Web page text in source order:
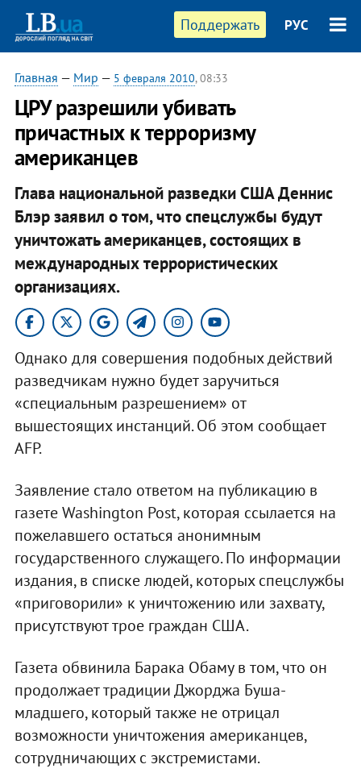
Поддержать РУС
Главная — Мир — 5 февраля 2010, 08:33
ЦРУ разрешили убивать
причастных к терроризму
американцев
Глава национальной разведки США Деннис
Блэр заявил о том, что спецслужбы будут
уничтожать американцев, состоящих в
международных террористических
организациях.
Однако для совершения подобных действий
разведчикам нужно будет заручиться
«специальным разрешением» от
вышестоящих инстанций. Об этом сообщает
AFP.
Заявление стало ответом на публикацию в
газете Washington Post, которая ссылается на
пожелавшего остаться анонимным
государственного служащего. По информации
издания, в списке людей, которых спецслужбы
«приговорили» к уничтожению или захвату,
присутствуют трое граждан США.
Газета обвинила Барака Обаму в том, что он
продолжает традиции Джорджа Буша-
младшего, который также не отрицал
возможности уничтожения американцев,
сотрудничающих с экстремистами.